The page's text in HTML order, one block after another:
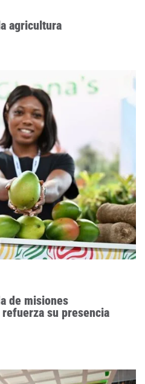
agricultura
de misiones
su presencia